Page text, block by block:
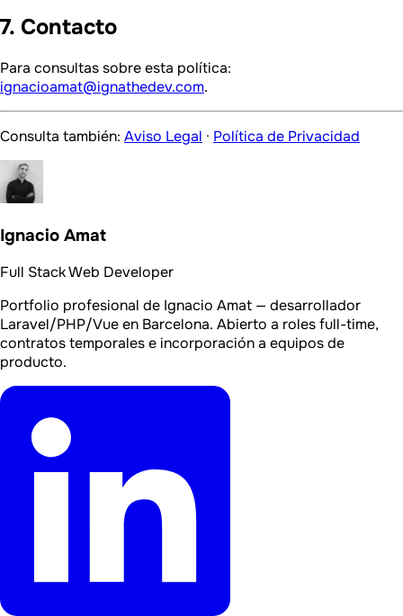
7. Contacto
Para consultas sobre esta política:
ignacioamat@ignathedev.com.
Consulta también: Aviso Legal · Política de Privacidad
Ignacio Amat
Full Stack Web Developer
Portfolio profesional de Ignacio Amat — desarrollador
Laravel/PHP/Vue en Barcelona. Abierto a roles full-time,
contratos temporales e incorporación a equipos de
producto.